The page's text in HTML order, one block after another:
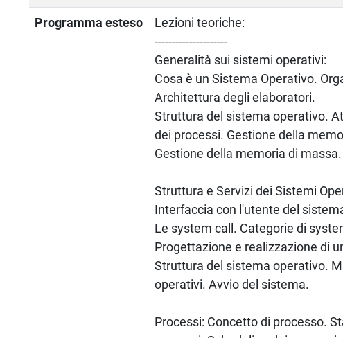
Programma esteso
Lezioni teoriche:
---------------------
Generalità sui sistemi operativi:
Cosa è un Sistema Operativo.
Architettura degli elaboratori.
Struttura del sistema operativo.
dei processi. Gestione della
Gestione della memoria di
Struttura e Servizi dei Sistemi
Interfaccia con l'utente del
Le system call. Categorie di
Progettazione e realizzazione di
Struttura del sistema operativo.
operativi. Avvio del sistema.
Processi: Concetto di processo.